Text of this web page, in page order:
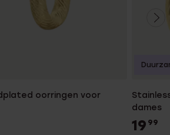
oorringen voor
dames
19 99